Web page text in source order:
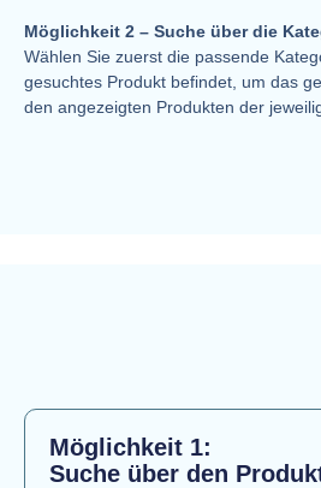
Möglichkeit 2 – Suche über die
Wählen Sie zuerst die passende
gesuchtes Produkt befindet, um das
den angezeigten Produkten der
Möglichkeit 1:
Suche über den